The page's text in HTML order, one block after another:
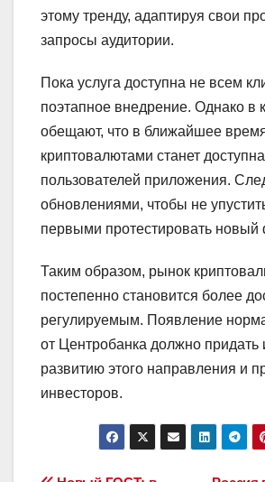
этому тренду, адаптируя свои
запросы аудитории.
Пока услуга доступна не всем
поэтапное внедрение. Однако в
обещают, что в ближайшее
криптовалютами станет
пользователей приложения.
обновлениями, чтобы не
первыми протестировать новый
Таким образом, рынок
постепенно становится более
регулируемым. Появление
от Центробанка должно придать
развитию этого направления и
инвесторов.